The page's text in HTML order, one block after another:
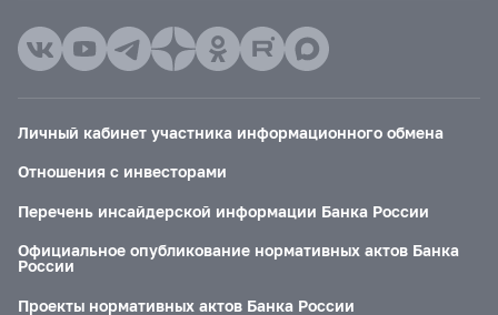
Личный кабинет участника информационного обмена
Отношения с инвесторами
Перечень инсайдерской информации Банка России
Официальное опубликование нормативных актов Банка
России
Проекты нормативных актов Банка России